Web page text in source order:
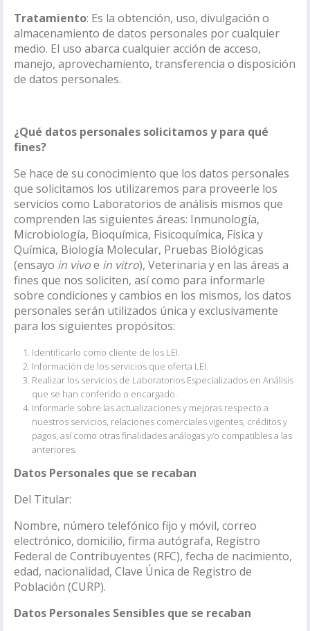
Tratamiento: Es la obtención, uso, divulgación o
almacenamiento de datos personales por cualquier
medio. El uso abarca cualquier acción de acceso,
manejo, aprovechamiento, transferencia o disposición
de datos personales.
¿Qué datos personales solicitamos y para qué
fines?
Se hace de su conocimiento que los datos personales
que solicitamos los utilizaremos para proveerle los
servicios como Laboratorios de análisis mismos que
comprenden las siguientes áreas: Inmunología,
Microbiología, Bioquímica, Fisicoquímica, Física y
Química, Biología Molecular, Pruebas Biológicas
(ensayo in vivoe in vitro), Veterinaria y en las áreas a
fines que nos soliciten, así como para informarle
sobre condiciones y cambios en los mismos, los datos
personales serán utilizados única y exclusivamente
para los siguientes propósitos:
Identificarlo como cliente de los LEI.
Información de los servicios que oferta LEI.
Realizar los servicios de Laboratorios Especializados en Análisis
que se han conferido o encargado.
Informarle sobre las actualizaciones y mejoras respecto a
nuestros servicios, relaciones comerciales vigentes, créditos y
pagos, así como otras finalidades análogas y/o compatibles a las
anteriores.
Datos Personales que se recaban
Del Titular:
Nombre, número telefónico fijo y móvil, correo
electrónico, domicilio, firma autógrafa, Registro
Federal de Contribuyentes (RFC), fecha de nacimiento,
edad, nacionalidad, Clave Única de Registro de
Población (CURP).
Datos Personales Sensibles que se recaban